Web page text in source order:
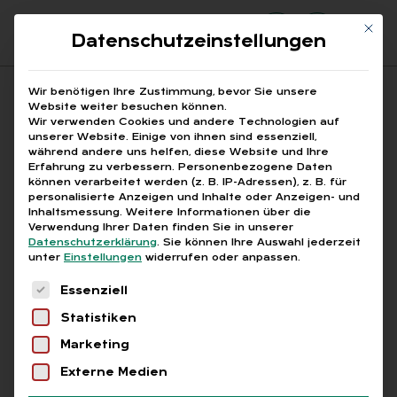
Suchfeld
Suchen
Breadcrumb-Navigation
STARTSEITE ARBEITSZEITFLEXIBILISIERUNG
Alle Bei­trä­ge mit dem
Schlag­wort „Ar­beits­zeit­
fle­xi­bi­li­sie­rung“
Mit
Datenschutzeinstellungen
Wir benötigen Ihre Zustimmung, bevor Sie unsere
Website weiter besuchen können.
Wir verwenden Cookies und andere Technologien auf
unserer Website. Einige von ihnen sind essenziell,
während andere uns helfen, diese Website und Ihre
Erfahrung zu verbessern. Personenbezogene Daten
können verarbeitet werden (z. B. IP-Adressen), z. B. für
personalisierte Anzeigen und Inhalte oder Anzeigen- und
Inhaltsmessung. Weitere Informationen über die
Verwendung Ihrer Daten finden Sie in unserer
Datenschutzerklärung. Sie können Ihre Auswahl jederzeit
unter Einstellungen widerrufen oder anpassen.
Es folgt eine Liste der Service-Gruppen, für
Essenziell
Statistiken
Marketing
Externe Medien